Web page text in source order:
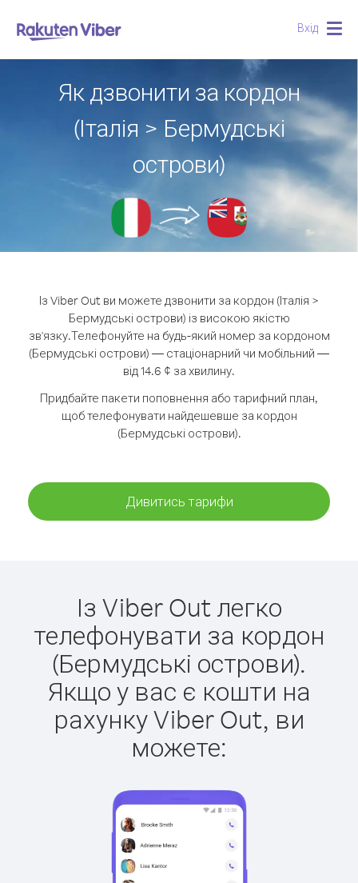
Вхід
Як дзвонити за кордон
(Італія > Бермудські
острови)
Із Viber Out ви можете дзвонити за кордон (Італія >
Бермудські острови) із високою якістю
зв'язку.Телефонуйте на будь-який номер за кордоном
(Бермудські острови) — стаціонарний чи мобільний —
від 14.6 ¢ за хвилину.
Придбайте пакети поповнення або тарифний план,
щоб телефонувати найдешевше за кордон
(Бермудські острови).
Дивитись тарифи
Із Viber Out легко
телефонувати за кордон
(Бермудські острови).
Якщо у вас є кошти на
рахунку Viber Out, ви
можете: